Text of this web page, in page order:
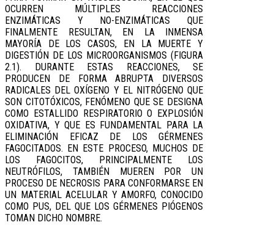
OCURREN MÚLTIPLES REACCIONES
ENZIMÁTICAS Y NO-ENZIMÁTICAS QUE
FINALMENTE RESULTAN, EN LA INMENSA
MAYORÍA DE LOS CASOS, EN LA MUERTE Y
DIGESTIÓN DE LOS MICROORGANISMOS (FIGURA
2.1). DURANTE ESTAS REACCIONES, SE
PRODUCEN DE FORMA ABRUPTA DIVERSOS
RADICALES DEL OXÍGENO Y EL NITRÓGENO QUE
SON CITOTÓXICOS, FENÓMENO QUE SE DESIGNA
COMO ESTALLIDO RESPIRATORIO O EXPLOSIÓN
OXIDATIVA, Y QUE ES FUNDAMENTAL PARA LA
ELIMINACIÓN EFICAZ DE LOS GÉRMENES
FAGOCITADOS. EN ESTE PROCESO, MUCHOS DE
LOS FAGOCITOS, PRINCIPALMENTE LOS
NEUTRÓFILOS, TAMBIÉN MUEREN POR UN
PROCESO DE NECROSIS PARA CONFORMARSE EN
UN MATERIAL ACELULAR Y AMORFO, CONOCIDO
COMO PUS, DEL QUE LOS GÉRMENES PIÓGENOS
TOMAN DICHO NOMBRE.